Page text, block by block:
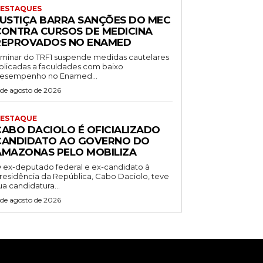
BARRA SANÇÕES DO MEC
CURSOS DE MEDICINA
NO ENAMED
do TRF1 suspende medidas cautelares
a faculdades com baixo
no Enamed...
agosto de 2026
DACIOLO É OFICIALIZADO
AO GOVERNO DO
PELO MOBILIZA
ex-deputado federal e ex-candidato à
da República, Cabo Daciolo, teve
candidatura...
agosto de 2026